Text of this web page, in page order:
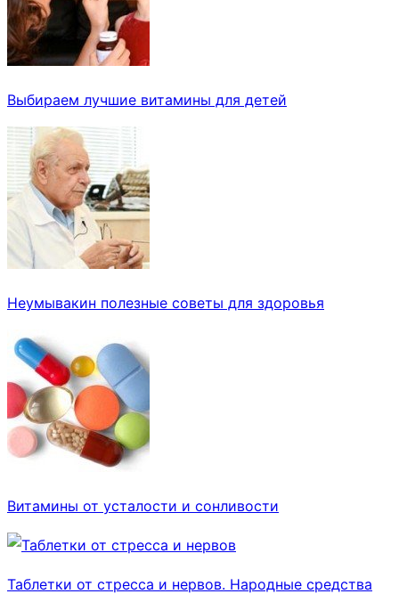
Выбираем лучшие витамины для детей
Неумывакин полезные советы для здоровья
Витамины от усталости и сонливости
Таблетки от стресса и нервов. Народные средства